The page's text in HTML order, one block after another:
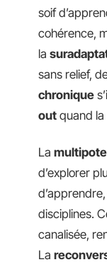
soif
cohérence,
la
sans relief,
chronique
out quand
La
d’explorer
disciplines.
canalisée,
La